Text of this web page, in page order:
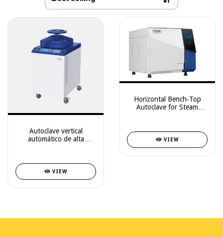
Autoclave vertical
automático de alta
saturado de alta
temperatura en
laboratorios, centros de
investi
VIEW
Horizontal Bench‑Top
Autoclave for Steam
VIEW